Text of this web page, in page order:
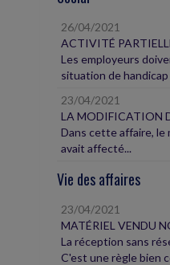
26/04/2021
ACTIVITÉ
Les employeurs
situation de handicap
23/04/2021
LA MODIFICATION
Dans cette affaire, le
avait affecté...
Vie des affaires
23/04/2021
MATÉRIEL VENDU
La réception sans
C'est une règle bien